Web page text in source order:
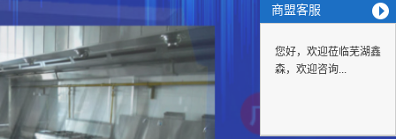
商盟客服
您好，欢迎莅临芜湖鑫
森，欢迎咨询...